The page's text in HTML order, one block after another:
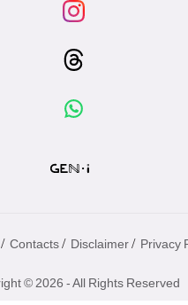
/ Contacts / Disclaimer / Privacy
© 2026 - All Rights Reserved